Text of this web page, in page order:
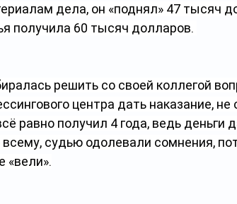
дела, он «поднял» 47 тысяч
получила 60 тысяч долларов.
решить со своей коллегой
центра дать наказание, не
равно получил 4 года, ведь деньги
судью одолевали сомнения,
«вели».